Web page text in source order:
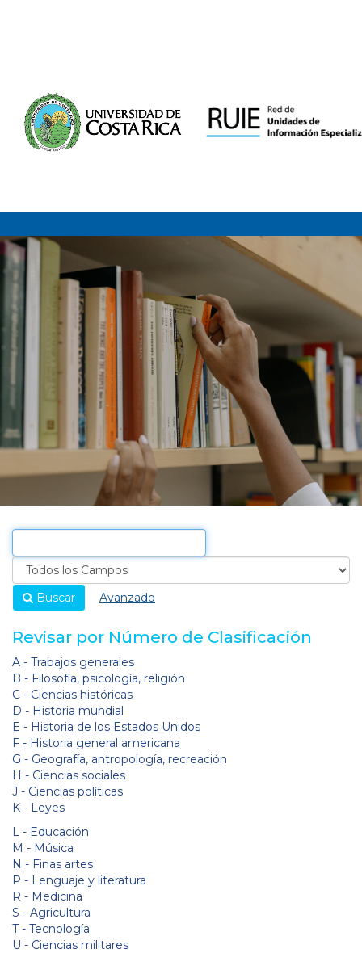
Buscar Avanzado
Revisar por Número de Clasificación
A - Trabajos generales
B - Filosofía, psicología, religión
C - Ciencias históricas
D - Historia mundial
E - Historia de los Estados Unidos
F - Historia general americana
G - Geografía, antropología, recreación
H - Ciencias sociales
J - Ciencias políticas
K - Leyes
L - Educación
M - Música
N - Finas artes
P - Lenguaje y literatura
R - Medicina
S - Agricultura
T - Tecnología
U - Ciencias militares